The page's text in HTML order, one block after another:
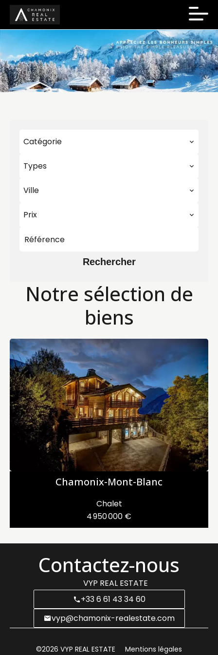
Catégorie
Types
Ville
Prix
Rechercher
Notre sélection de
biens
Chamonix-Mont-Blanc
Chalet
4 950 000 €
Contactez-nous
VYP REAL ESTATE
+33 6 61 43 34 60
vyp@chamonix-realestate.com
©2026 VYP REAL ESTATE Mentions légales